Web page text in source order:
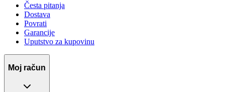
Česta pitanja
Dostava
Povrati
Garancije
Uputstvo za kupovinu
Moj račun